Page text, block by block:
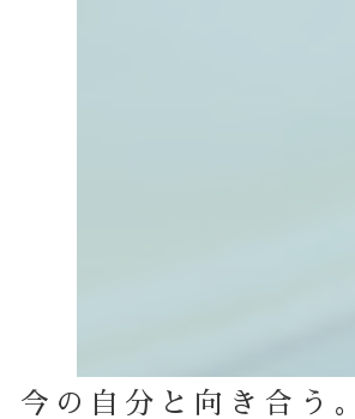
今の自分と向き合う。